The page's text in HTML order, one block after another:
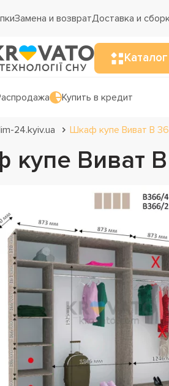
Замена и возвратДоставка и
Каталог
Купить в кредит
24.kyiv.ua Шкаф купе Виват В
Виват